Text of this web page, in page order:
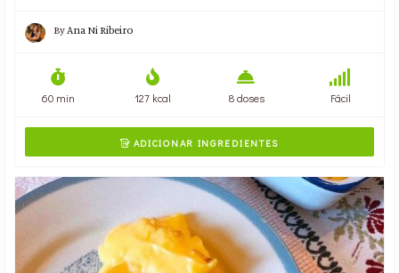
ByAna Ni Ribeiro
60 min 127 kcal 8 doses Fácil
ADICIONAR INGREDIENTES